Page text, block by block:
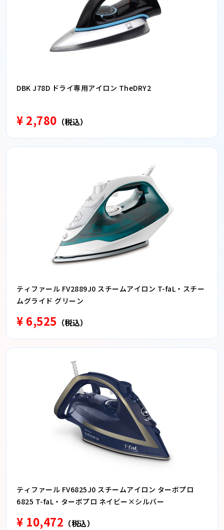
DBK J78D ドライ専用アイロン TheDRY2
¥ 2,780 （税込）
ティファール FV2889J0 スチームアイロン T-faL・スチー
ムグライド グリーン
¥ 6,525 （税込）
ティファール FV6825J0 スチームアイロン ターボプロ
6825 T-faL・ターボプロ ネイビー×シルバー
¥ 10,472 （税込）